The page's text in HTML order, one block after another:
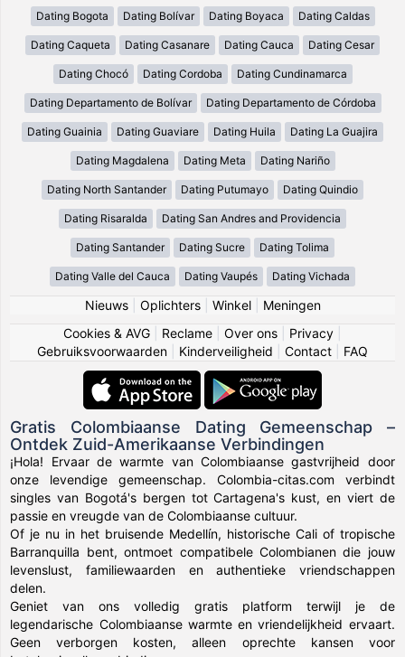
Dating Bogota Dating Bolívar Dating Boyaca Dating Caldas
Dating Caqueta Dating Casanare Dating Cauca Dating Cesar
Dating Chocó Dating Cordoba Dating Cundinamarca
Dating Departamento de Bolívar Dating Departamento de Córdoba
Dating Guainia Dating Guaviare Dating Huila Dating La Guajira
Dating Magdalena Dating Meta Dating Nariño
Dating North Santander Dating Putumayo Dating Quindio
Dating Risaralda Dating San Andres and Providencia
Dating Santander Dating Sucre Dating Tolima
Dating Valle del Cauca Dating Vaupés Dating Vichada
Nieuws| Oplichters| Winkel| Meningen
Cookies & AVG
Reclame Over ons Privacy
Gebruiksvoorwaarden
Kinderveiligheid Contact FAQ
Gratis Colombiaanse Dating Gemeenschap –
Ontdek Zuid-Amerikaanse Verbindingen
¡Hola! Ervaar de warmte van Colombiaanse gastvrijheid door
onze levendige gemeenschap. Colombia-citas.com verbindt
singles van Bogotá's bergen tot Cartagena's kust, en viert de
passie en vreugde van de Colombiaanse cultuur.
Of je nu in het bruisende Medellín, historische Cali of tropische
Barranquilla bent, ontmoet compatibele Colombianen die jouw
levenslust, familiewaarden en authentieke vriendschappen
delen.
Geniet van ons volledig gratis platform terwijl je de
legendarische Colombiaanse warmte en vriendelijkheid ervaart.
Geen verborgen kosten, alleen oprechte kansen voor